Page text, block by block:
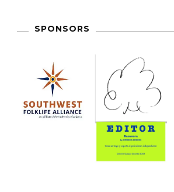
SPONSORS